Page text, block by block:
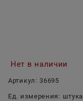
Нет в наличии
Артикул: 36695
Ед. измерения: штука